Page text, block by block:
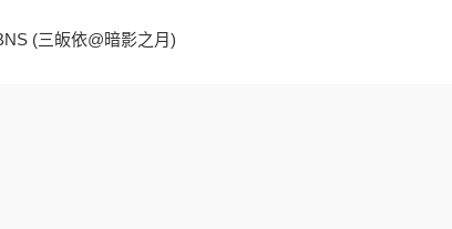
(三皈依@暗影之月)